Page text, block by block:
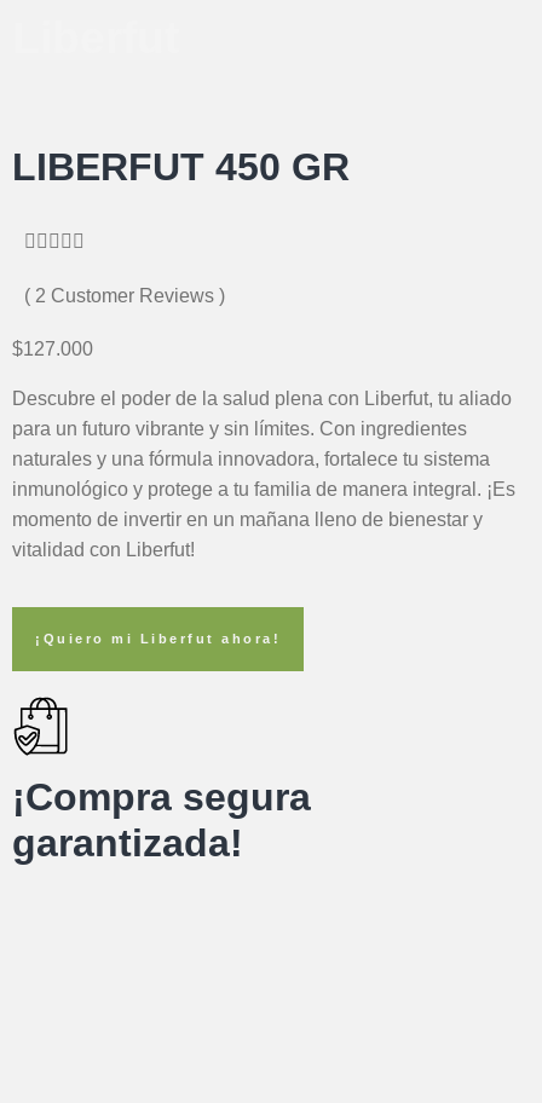
LIBERFUT 450 GR
    
( 2 Customer Reviews )
$127.000
Descubre el poder de la salud plena con Liberfut, tu aliado
para un futuro vibrante y sin límites. Con ingredientes
naturales y una fórmula innovadora, fortalece tu sistema
inmunológico y protege a tu familia de manera integral. ¡Es
momento de invertir en un mañana lleno de bienestar y
vitalidad con Liberfut!
¡Quiero mi Liberfut ahora!
¡Compra segura
garantizada!